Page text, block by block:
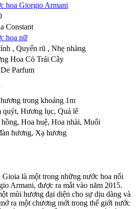
hoa Giorgio Armani
Constant
hoa nữ
, Quyến rũ , Nhẹ nhàng
Hoa Cỏ Trái Cây
Parfum
trong khoảng 1m
quýt, Hương lục, Quả lê
, Hoa huệ, Hoa nhài, Muối
hương, Xạ hương
là một trong những nước hoa nổi
Armani, được ra mắt vào năm 2015.
mùi hương đại diện cho sự dịu dàng và
ra một chương mới trong thế giới nước